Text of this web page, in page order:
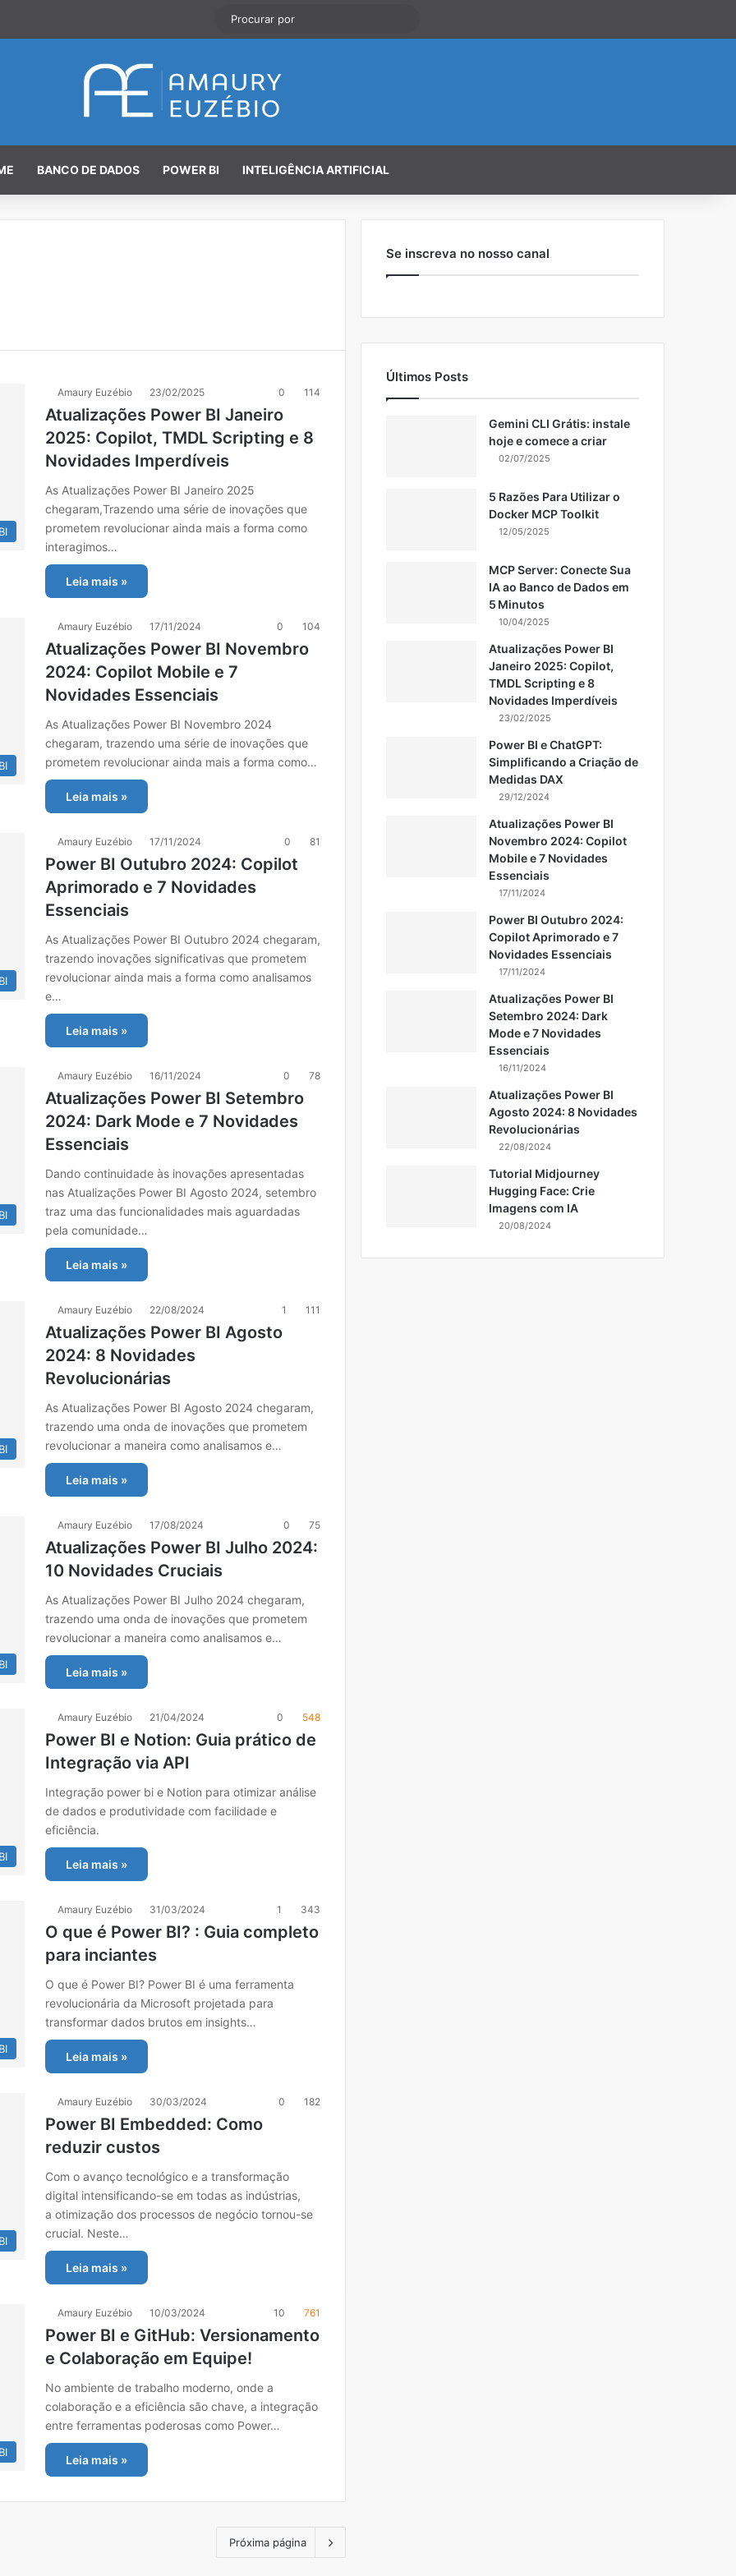
Artigo aleatório
Barra Lateral
BANCO DE DADOS POWER BI INTELIGÊNCIA ARTIFICIAL
Amaury Euzébio 23/02/2025 0 114
Atualizações Power BI Janeiro
2025: Copilot, TMDL Scripting e 8
Novidades Imperdíveis
As Atualizações Power BI Janeiro 2025
chegaram,Trazendo uma série de inovações que
prometem revolucionar ainda mais a forma como
interagimos…
Leia mais »
Amaury Euzébio 17/11/2024 0 104
Atualizações Power BI Novembro
2024: Copilot Mobile e 7
Novidades Essenciais
As Atualizações Power BI Novembro 2024
chegaram, trazendo uma série de inovações que
prometem revolucionar ainda mais a forma como…
Leia mais »
Amaury Euzébio 17/11/2024 0 81
Power BI Outubro 2024: Copilot
Aprimorado e 7 Novidades
Essenciais
As Atualizações Power BI Outubro 2024 chegaram,
trazendo inovações significativas que prometem
revolucionar ainda mais a forma como analisamos
e…
Leia mais »
Amaury Euzébio 16/11/2024 0 78
Atualizações Power BI Setembro
2024: Dark Mode e 7 Novidades
Essenciais
Dando continuidade às inovações apresentadas
nas Atualizações Power BI Agosto 2024, setembro
traz uma das funcionalidades mais aguardadas
pela comunidade…
Leia mais »
Amaury Euzébio 22/08/2024 1 111
Atualizações Power BI Agosto
2024: 8 Novidades
Revolucionárias
As Atualizações Power BI Agosto 2024 chegaram,
trazendo uma onda de inovações que prometem
revolucionar a maneira como analisamos e…
Leia mais »
Amaury Euzébio 17/08/2024 0 75
Atualizações Power BI Julho 2024:
10 Novidades Cruciais
As Atualizações Power BI Julho 2024 chegaram,
trazendo uma onda de inovações que prometem
revolucionar a maneira como analisamos e…
Leia mais »
Amaury Euzébio 21/04/2024 0 548
Power BI e Notion: Guia prático de
Integração via API
Integração power bi e Notion para otimizar análise
de dados e produtividade com facilidade e
eficiência.
Leia mais »
Amaury Euzébio 31/03/2024 1 343
O que é Power BI? : Guia completo
para inciantes
O que é Power BI? Power BI é uma ferramenta
revolucionária da Microsoft projetada para
transformar dados brutos em insights…
Leia mais »
Amaury Euzébio 30/03/2024 0 182
Power BI Embedded: Como
reduzir custos
Com o avanço tecnológico e a transformação
digital intensificando-se em todas as indústrias,
a otimização dos processos de negócio tornou-se
crucial. Neste…
Leia mais »
Amaury Euzébio 10/03/2024 10 761
Power BI e GitHub: Versionamento
e Colaboração em Equipe!
No ambiente de trabalho moderno, onde a
colaboração e a eficiência são chave, a integração
entre ferramentas poderosas como Power…
Leia mais »
Próxima página
Se inscreva no nosso canal
Últimos Posts
Gemini CLI Grátis: instale
hoje e comece a criar
02/07/2025
5 Razões Para Utilizar o
Docker MCP Toolkit
12/05/2025
MCP Server: Conecte Sua
IA ao Banco de Dados em
5 Minutos
10/04/2025
Atualizações Power BI
Janeiro 2025: Copilot,
TMDL Scripting e 8
Novidades Imperdíveis
23/02/2025
Power BI e ChatGPT:
Simplificando a Criação de
Medidas DAX
29/12/2024
Atualizações Power BI
Novembro 2024: Copilot
Mobile e 7 Novidades
Essenciais
17/11/2024
Power BI Outubro 2024:
Copilot Aprimorado e 7
Novidades Essenciais
17/11/2024
Atualizações Power BI
Setembro 2024: Dark
Mode e 7 Novidades
Essenciais
16/11/2024
Atualizações Power BI
Agosto 2024: 8 Novidades
Revolucionárias
22/08/2024
Tutorial Midjourney
Hugging Face: Crie
Imagens com IA
20/08/2024